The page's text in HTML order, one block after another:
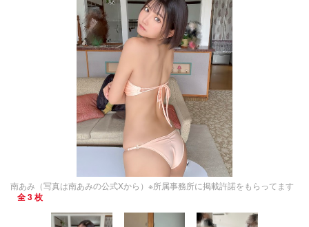
南あみ（写真は南あみの公式Xから）※所属事務所に掲載許諾をもらってます
全 3 枚